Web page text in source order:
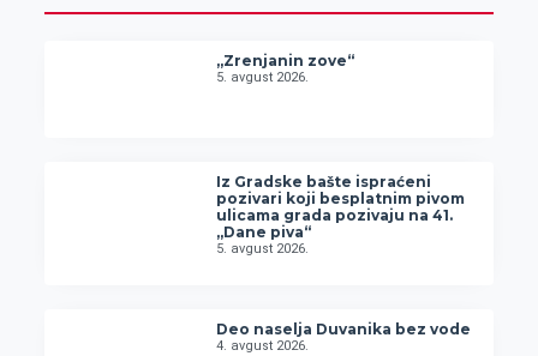
„Zrenjanin zove“
5. avgust 2026.
Iz Gradske bašte ispraćeni
pozivari koji besplatnim pivom
ulicama grada pozivaju na 41.
„Dane piva“
5. avgust 2026.
Deo naselja Duvanika bez vode
4. avgust 2026.